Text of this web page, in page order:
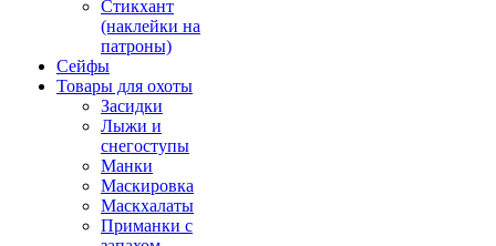
Стикхант
(наклейки на
патроны)
Сейфы
Товары для охоты
Засидки
Лыжи и
снегоступы
Манки
Маскировка
Маскхалаты
Приманки с